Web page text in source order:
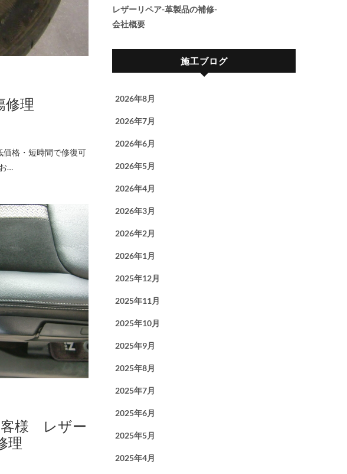
理
…
客様 レザー
理
レザーリペア-革製品の補修-
会社概要
施工ブログ
2026年8月
2026年7月
2026年6月
2026年5月
2026年4月
2026年3月
2026年2月
2026年1月
2025年12月
2025年11月
2025年10月
2025年9月
2025年8月
2025年7月
2025年6月
2025年5月
2025年4月